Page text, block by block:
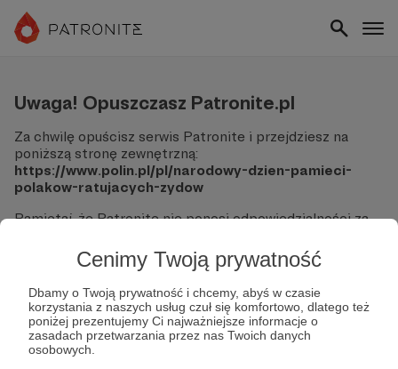
Cenimy Twoją prywatność
Dbamy o Twoją prywatność i chcemy, abyś w czasie
korzystania z naszych usług czuł się komfortowo, dlatego też
poniżej prezentujemy Ci najważniejsze informacje o
zasadach przetwarzania przez nas Twoich danych
osobowych.
Uwaga! Opuszczasz Patronite.pl
Za chwilę opuścisz serwis Patronite i przejdziesz na
poniższą stronę zewnętrzną:
https://www.polin.pl/pl/narodowy-dzien-pamieci-
polakow-ratujacych-zydow
Pamiętaj, że Patronite nie ponosi odpowiedzialności za
Nie podawaj swoich danych logowania ani informacji
Sprawdź dokładnie adres URL, zanim klikniesz przycisk
"Tak, przejdź do strony".
Jeśli masz wątpliwości, wróć do Patronite i zweryfikuj
link.